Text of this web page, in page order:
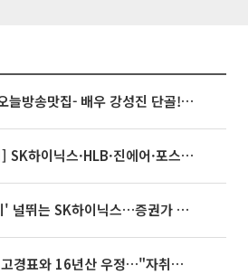
'2TV 생생정보' 오늘방송맛집- 배우 강성진 단골! 쌀국수ㆍ푸팟퐁 커리 맛집 '블○○○'
[오늘의 주요공시] SK하이닉스·HLB·진에어·포스코홀딩스·네이버·대우건설 등
'불안과 기대 사이' 널뛰는 SK하이닉스…증권가 "HBM4·LTA 기반 펀터멘털 견고"
'나혼산' 류혜영, 고경표와 16년산 우정…"자취방서 부모님과 마주쳐"